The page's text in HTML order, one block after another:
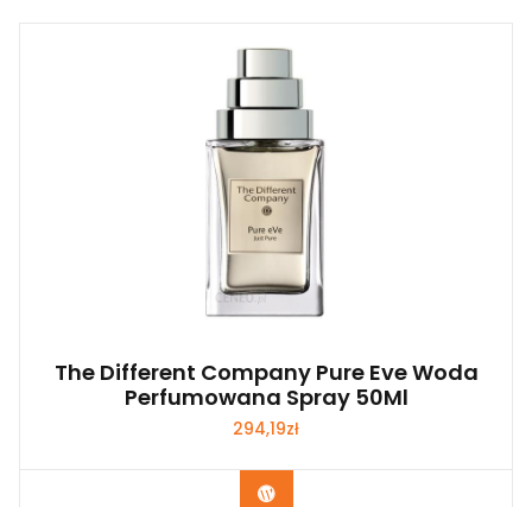
The Different Company Pure Eve Woda
Perfumowana Spray 50Ml
294,19zł
Zobacz